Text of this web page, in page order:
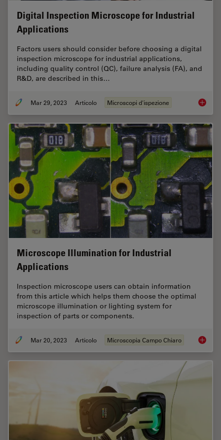
Digital Inspection Microscope for Industrial
Applications
Factors users should consider before choosing a digital
inspection microscope for industrial applications,
including quality control (QC), failure analysis (FA), and
R&D, are described in this…
Mar 29, 2023 Articolo Microscopi d'ispezione Digital
Microscope Illumination for Industrial
Applications
Inspection microscope users can obtain information
from this article which helps them choose the optimal
microscope illumination or lighting system for
inspection of parts or components.
Mar 20, 2023 Articolo Microscopia Campo Chiaro